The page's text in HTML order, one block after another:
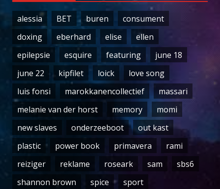
alessia BET buren
consument
doxing
eberhard elise
ellen
epilepsie
esquire featuring
june 18
june 22
kipfilet loick
love song
luis fonsi
marokkanencollectief
massari
melanie van der horst
memory
momi
new slaves
onderzeeboot
out kast
plastic
power book primavera
rami
reiziger
reklame roseark sam
sbs6
shannon brown
spice sport